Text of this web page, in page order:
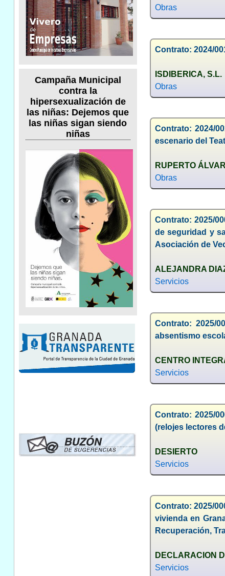
Campaña Municipal
contra la
hipersexualización de
las niñas: Dejemos que
las niñas sigan siendo
niñas
Obras
Contrato: 2024/
ISDIBERICA, S.L.
Obras
Contrato: 2024/
escenario del
RUPERTO
Obras
Contrato: 2025/
de seguridad y
Asociación de
ALEJANDRA
Servicios
Contrato: 2025/
absentismo
CENTRO
Servicios
Contrato: 2025/
(relojes lectores
DESIERTO
Servicios
Contrato: 2025/
vivienda en
Recuperación,
DECLARACION
Servicios